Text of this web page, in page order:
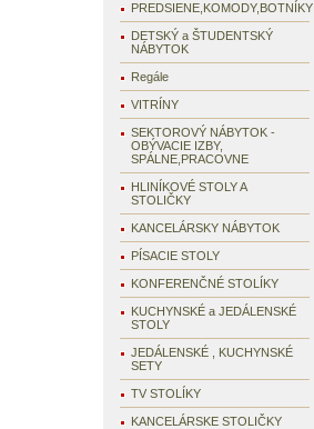
PREDSIENE,KOMODY,BOTNÍKY
DETSKÝ a ŠTUDENTSKÝ
NÁBYTOK
Regále
VITRÍNY
SEKTOROVÝ NÁBYTOK -
OBÝVACIE IZBY,
SPÁLNE,PRACOVNE
HLINÍKOVÉ STOLY A
STOLIČKY
KANCELÁRSKY NÁBYTOK
PÍSACIE STOLY
KONFERENČNÉ STOLÍKY
KUCHYNSKÉ a JEDÁLENSKÉ
STOLY
JEDÁLENSKÉ , KUCHYNSKÉ
SETY
TV STOLÍKY
KANCELÁRSKE STOLIČKY